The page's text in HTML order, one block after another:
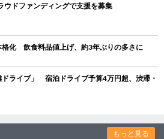
ドファンディングで支援を募集
格化 飲食料品値上げ、約3年ぶりの多さに
ライブ」 宿泊ドライブ予算4万円超、渋滞・
もっと見る